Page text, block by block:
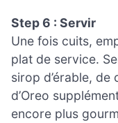
Step 6 : Servir
Une fois cuits,
plat de service.
sirop d’érable,
d’Oreo
encore plus